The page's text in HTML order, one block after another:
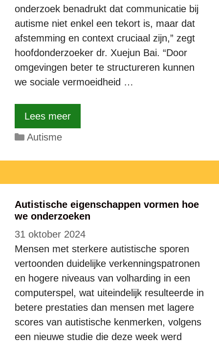
onderzoek benadrukt dat communicatie bij
autisme niet enkel een tekort is, maar dat
afstemming en context cruciaal zijn,” zegt
hoofdonderzoeker dr. Xuejun Bai. “Door
omgevingen beter te structureren kunnen
we sociale vermoeidheid …
Lees meer
Categorieën
Autisme
Autistische eigenschappen vormen hoe
we onderzoeken
31 oktober 2024
Mensen met sterkere autistische sporen
vertoonden duidelijke verkenningspatronen
en hogere niveaus van volharding in een
computerspel, wat uiteindelijk resulteerde in
betere prestaties dan mensen met lagere
scores van autistische kenmerken, volgens
een nieuwe studie die deze week werd